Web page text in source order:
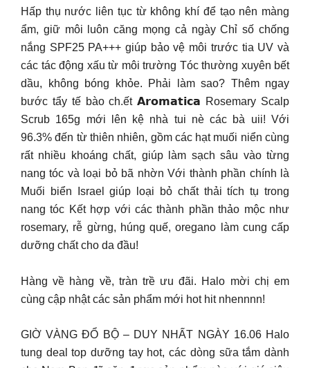
Hấp thụ nước liên tục từ không khí để tạo nên màng
ẩm, giữ môi luôn căng mọng cả ngày Chỉ số chống
nắng SPF25 PA+++ giúp bảo vệ môi trước tia UV và
các tác động xấu từ môi trường Tóc thường xuyên bết
dầu, không bóng khỏe. Phải làm sao? Thêm ngay
bước tẩy tế bào ch.ết 𝗔𝗿𝗼𝗺𝗮𝘁𝗶𝗰𝗮 Rosemary Scalp
Scrub 165g mới lên kệ nhà tui nè các bà uii! Với
96.3% đến từ thiên nhiên, gồm các hạt muối niển cùng
rất nhiều khoáng chất, giúp làm sạch sâu vào từng
nang tóc và loại bỏ bã nhờn Với thành phần chính là
Muối biển Israel giúp loại bỏ chất thải tích tụ trong
nang tóc Kết hợp với các thành phần thảo mộc như
rosemary, rễ gừng, húng quế, oregano làm cung cấp
dưỡng chất cho da đầu!
Hàng về hàng về, tràn trề ưu đãi. Halo mời chị em
cùng cập nhật các sản phẩm mới hot hit nhennnn!
GIỜ VÀNG ĐỔ BỘ – DUY NHẤT NGÀY 16.06 Halo
tung deal top dưỡng tay hot, các dòng sữa tắm dành